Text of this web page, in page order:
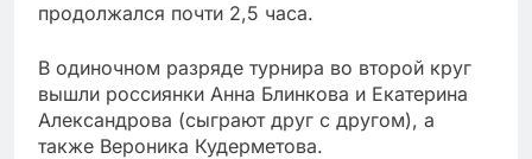
продолжался почти 2,5 часа.
В одиночном разряде турнира во второй круг
вышли россиянки Анна Блинкова и Екатерина
Александрова (сыграют друг с другом), а
также Вероника Кудерметова.